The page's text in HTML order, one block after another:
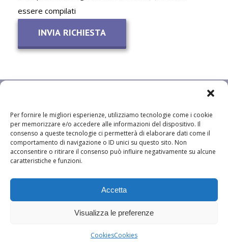
Per fornire le migliori esperienze, utilizziamo tecnologie come i cookie
per memorizzare e/o accedere alle informazioni del dispositivo. Il
consenso a queste tecnologie ci permetterà di elaborare dati come il
comportamento di navigazione o ID unici su questo sito. Non
acconsentire o ritirare il consenso può influire negativamente su alcune
caratteristiche e funzioni.
Accetta
Visualizza le preferenze
CookiesCookies
essere compilati
© 2010-2017 Informavacanze.it byInternational Group srl| Corso
Milano 54, 35139 Padova | REA n. 366020 | C.F. e P.I. 04149330286 |